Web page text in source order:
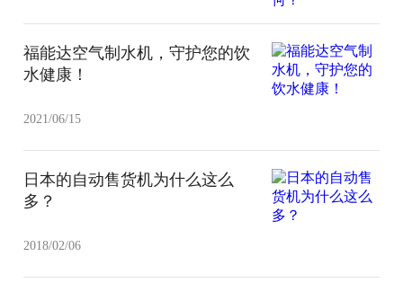
福能达空气制水机，守护您的饮
水健康！
2021/06/15
日本的自动售货机为什么这么
多？
2018/02/06